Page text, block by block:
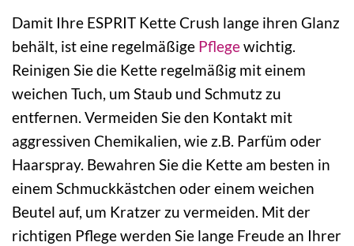
Damit Ihre ESPRIT Kette Crush lange ihren Glanz
behält, ist eine regelmäßige Pflegewichtig.
Reinigen Sie die Kette regelmäßig mit einem
weichen Tuch, um Staub und Schmutz zu
entfernen. Vermeiden Sie den Kontakt mit
aggressiven Chemikalien, wie z.B. Parfüm oder
Haarspray. Bewahren Sie die Kette am besten in
einem Schmuckkästchen oder einem weichen
Beutel auf, um Kratzer zu vermeiden. Mit der
richtigen Pflege werden Sie lange Freude an Ihrer